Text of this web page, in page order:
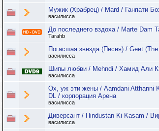
Мужик (Храбрец) / Mard / Ганпати
василисса
До последнего вздоха / Marte Dam
Tarahb
Погасшая звезда (Песня) / Geet
василисса
Шипы любви / Mehndi / Хамид Али
василисса
Ох, уж эти жены / Aamdani Atthanni
DL / корпорация Арена
василисса
Диверсант / Hindustan Ki Kasam /
василисса